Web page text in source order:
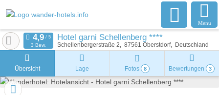
Menu
Hotel garni Schellenberg ****
Schellenbergerstraße 2 87561 Oberstdorf Deutschland
3 Bew.
Übersicht Lage Fotos 8 Bewertungen 3